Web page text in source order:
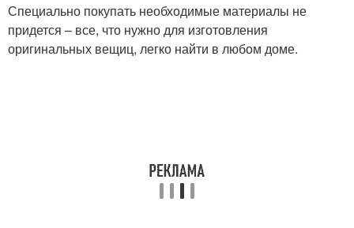
Специально покупать необходимые материалы не
придется – все, что нужно для изготовления
оригинальных вещиц, легко найти в любом доме.